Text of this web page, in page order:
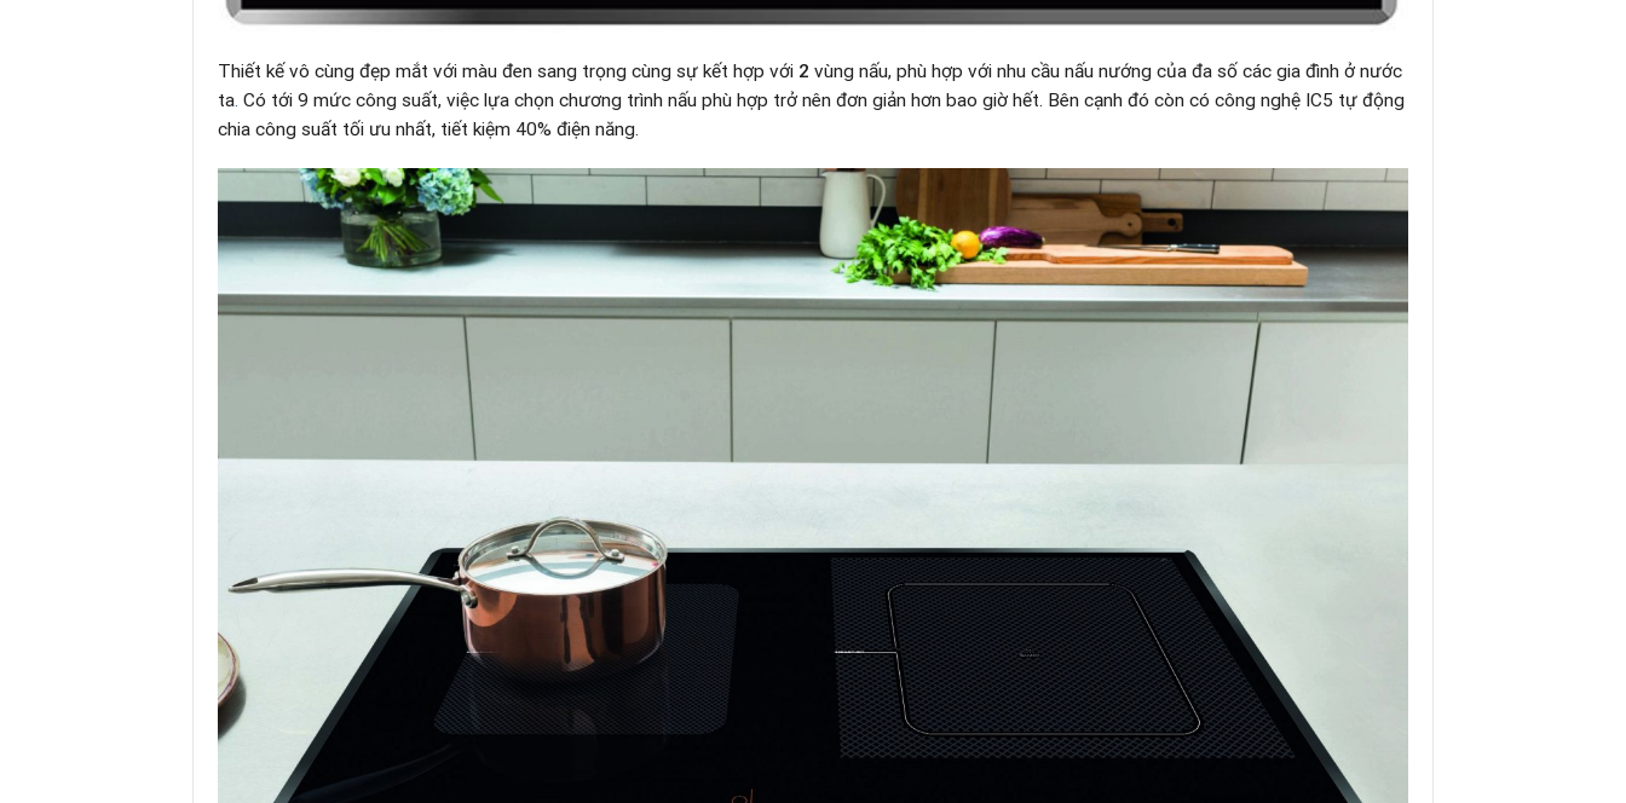
Thiết kế vô cùng đẹp mắt với màu đen sang trọng cùng sự kết hợp với 2 vùng nấu, phù hợp với nhu cầu nấu nướng của đa số các gia đình ở nước
ta. Có tới 9 mức công suất, việc lựa chọn chương trình nấu phù hợp trở nên đơn giản hơn bao giờ hết. Bên cạnh đó còn có công nghệ IC5 tự động
chia công suất tối ưu nhất, tiết kiệm 40% điện năng.